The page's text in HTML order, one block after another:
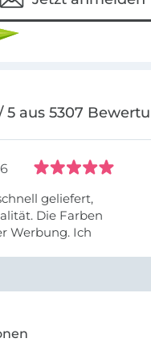
5 aus 5307
geliefert,
Die Farben
Werbung. Ich